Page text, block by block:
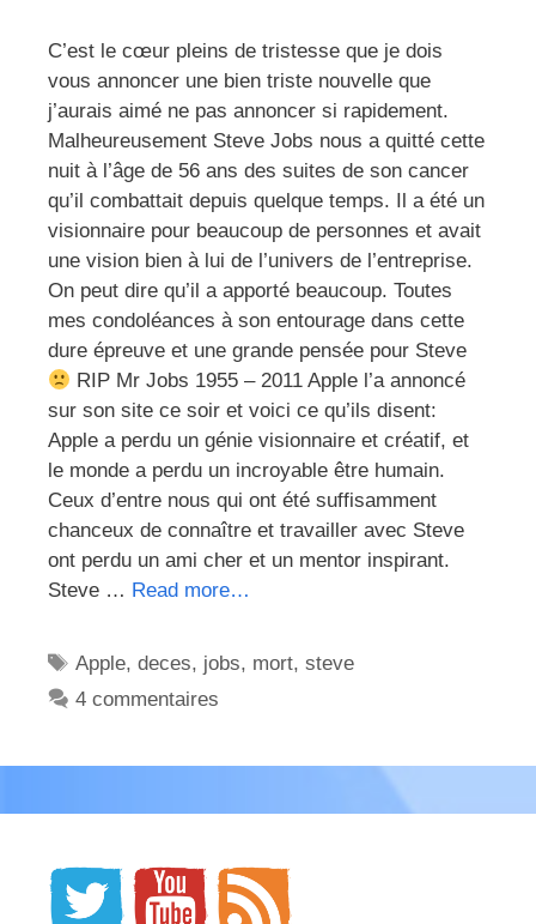
C’est le cœur pleins de tristesse que je dois
vous annoncer une bien triste nouvelle que
j’aurais aimé ne pas annoncer si rapidement.
Malheureusement Steve Jobs nous a quitté cette
nuit à l’âge de 56 ans des suites de son cancer
qu’il combattait depuis quelque temps. Il a été un
visionnaire pour beaucoup de personnes et avait
une vision bien à lui de l’univers de l’entreprise.
On peut dire qu’il a apporté beaucoup. Toutes
mes condoléances à son entourage dans cette
dure épreuve et une grande pensée pour Steve
RIP Mr Jobs 1955 – 2011 Apple l’a annoncé
sur son site ce soir et voici ce qu’ils disent:
Apple a perdu un génie visionnaire et créatif, et
le monde a perdu un incroyable être humain.
Ceux d’entre nous qui ont été suffisamment
chanceux de connaître et travailler avec Steve
ont perdu un ami cher et un mentor inspirant.
Steve … Read more…
Étiquettes
Apple,deces, jobs, mort,steve
4 commentaires